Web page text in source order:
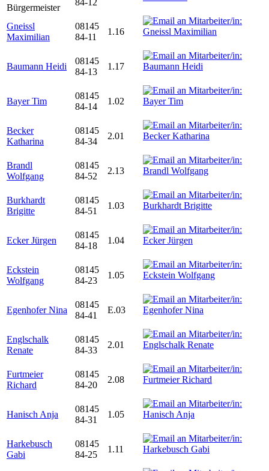
Bürgermeister
84-12
Gneissl
Maximilian
08145
84-11
1.16
Baumann Heidi
08145
84-13
1.17
Bayer Tim
08145
84-14
1.02
Becker
Katharina
08145
84-34
2.01
Brandl
Wolfgang
08145
84-52
2.13
Burkhardt
Brigitte
08145
84-51
1.03
Ecker Jürgen
08145
84-18
1.04
Eckstein
Wolfgang
08145
84-23
1.05
Egenhofer Nina
08145
84-41
E.03
Englschalk
Renate
08145
84-33
2.01
Furtmeier
Richard
08145
84-20
2.08
Hanisch Anja
08145
84-31
1.05
Harkebusch
Gabi
08145
84-25
1.11